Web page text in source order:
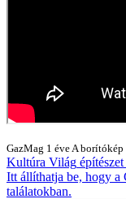
GazMag 1 éve A borítókép
Kultúra Világ építészet
Itt állíthatja be, hogy a
találatokban.